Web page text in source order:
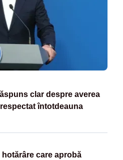
clar despre averea
întotdeauna
care aprobă